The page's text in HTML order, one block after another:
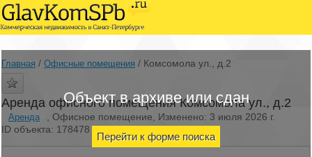
Объект в архиве или сдан
Перейти к форме поиска
Главная / Офисные помещения / Комсомола ул., д.2
Аренда офисного помещения Комсомола ул., д.2
Аренда
, Офисное помещение, Изменено: 3 июля 2026 г.
ID объекта: 178478